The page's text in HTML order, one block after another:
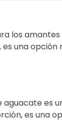
los
una opción
aguacate es
es una